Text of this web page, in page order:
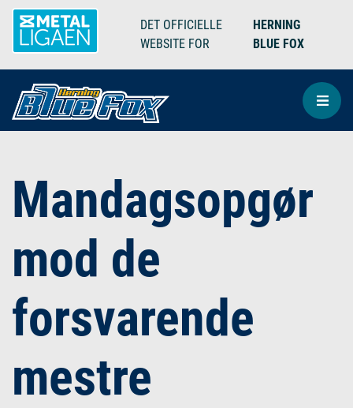
DET OFFICIELLE
WEBSITE FOR
HERNING
BLUE FOX
Mandagsopgør
mod de
forsvarende
mestre